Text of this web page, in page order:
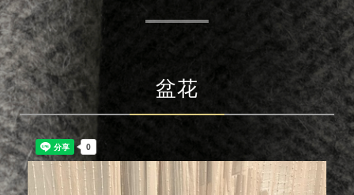
盆花